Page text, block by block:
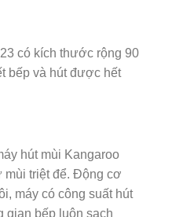
có kích thước rộng 90
bếp và hút được hết
hút mùi Kangaroo
mùi triệt để. Động cơ
máy có công suất hút
gian bếp luôn sạch